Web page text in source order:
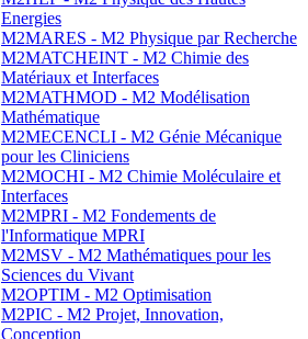
Energies
M2MARES - M2 Physique par Recherche
M2MATCHEINT - M2 Chimie des
Matériaux et Interfaces
M2MATHMOD - M2 Modélisation
Mathématique
M2MECENCLI - M2 Génie Mécanique
pour les Cliniciens
M2MOCHI - M2 Chimie Moléculaire et
Interfaces
M2MPRI - M2 Fondements de
l'Informatique MPRI
M2MSV - M2 Mathématiques pour les
Sciences du Vivant
M2OPTIM - M2 Optimisation
M2PIC - M2 Projet, Innovation,
Conception